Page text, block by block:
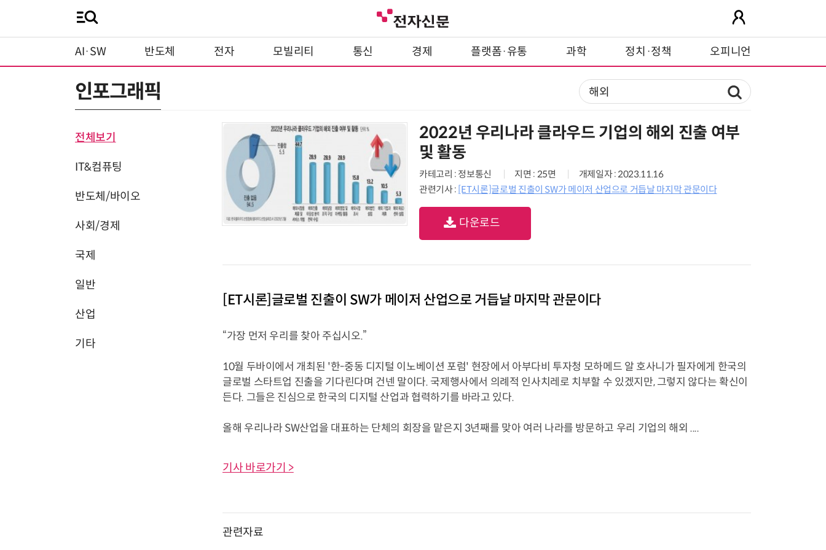
AI·SW 반도체 전자 모빌리티 통신 경제 플랫폼·유통 과학 정치·정책 오피니언
인포그래픽
전체보기
IT&컴퓨팅
반도체/바이오
사회/경제
국제
일반
산업
기타
2022년 우리나라 클라우드 기업의 해외 진출 여부
및 활동
카테고리 : 정보통신 지면 : 25면
개제일자 : 2023.11.16
관련기사 : [ET시론]글로벌 진출이 SW가 메이저 산업으로 거듭날 마지막 관문이다
다운로드
[ET시론]글로벌 진출이 SW가 메이저 산업으로 거듭날 마지막 관문이다
“가장 먼저 우리를 찾아 주십시오.”
10월 두바이에서 개최된 '한-중동 디지털 이노베이션 포럼' 현장에서 아부다비 투자청 모하메드 알 호사니가 필자에게 한국의
글로벌 스타트업 진출을 기다린다며 건넨 말이다. 국제행사에서 의례적 인사치레로 치부할 수 있겠지만, 그렇지 않다는 확신이
든다. 그들은 진심으로 한국의 디지털 산업과 협력하기를 바라고 있다.
올해 우리나라 SW산업을 대표하는 단체의 회장을 맡은지 3년째를 맞아 여러 나라를 방문하고 우리 기업의 해외 ....
기사 바로가기 >
관련자료